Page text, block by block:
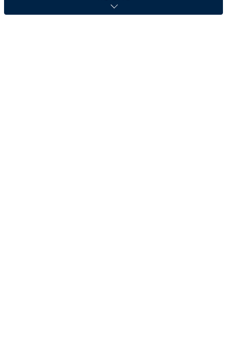
はなりますが、集まりの雰囲気によっては逆に高価なも